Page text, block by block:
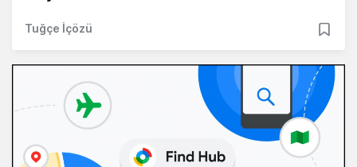
Tuğçe İçözü